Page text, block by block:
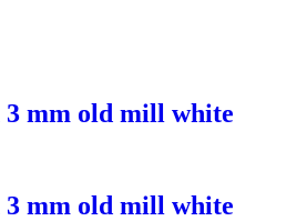
mm old mill white
mm old mill white